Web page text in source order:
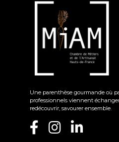
Une parenthèse gourmande où
professionnels viennent
redécouvrir, savourer ensemble.